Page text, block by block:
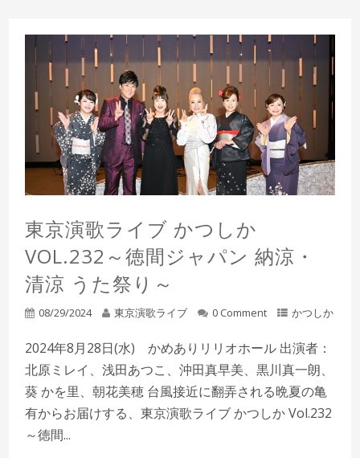
東京演歌ライブ かつしか
VOL.232～徳間ジャパン 納涼・
清涼 うた祭り～
08/29/2024 東京演歌ライブ 0 Comment かつしか
2024年8月28日(水) かめありリリオホール 出演者：
北原ミレイ、浅田あつこ、沖田真早美、黒川真一朗、
葵 かを里、朝花美穂 台風接近に翻弄される晩夏の亀
有からお届けする、東京演歌ライブ かつしか Vol.232
～徳間...